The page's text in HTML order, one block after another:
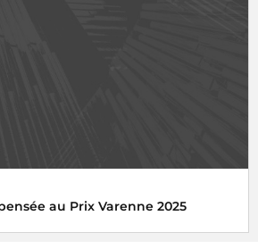
au Prix Varenne 2025